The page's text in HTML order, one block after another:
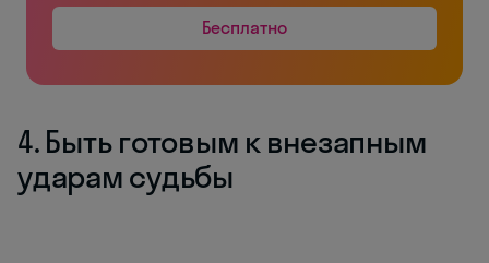
Бесплатно
4. Быть готовым к внезапным
ударам судьбы